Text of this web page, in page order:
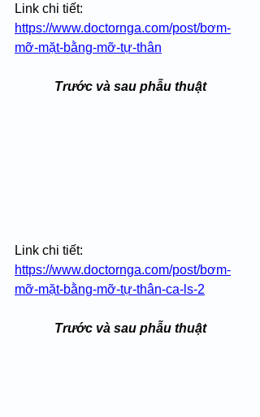
Link chi tiết:
https://www.doctornga.com/post/bơm-
mỡ-mặt-bằng-mỡ-tự-thân
Trước và sau phẫu thuật
Link chi tiết:
https://www.doctornga.com/post/bơm-
mỡ-mặt-bằng-mỡ-tự-thân-ca-ls-2
Trước và sau phẫu thuật